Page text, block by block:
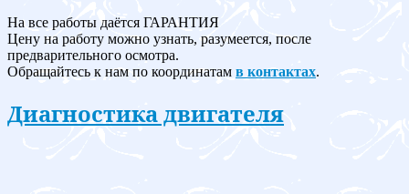
На все работы даётся ГАРАНТИЯ
Цену на работу можно узнать, разумеется, после
предварительного осмотра.
Обращайтесь к нам по координатам в контактах.
Диагностика двигателя